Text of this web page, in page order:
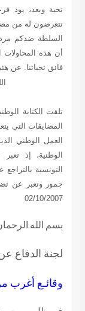
تحية وبعد، يود
تتعرضون له من
السلطة ضدكم
أن هذه
فائق تحياتنا. عن
تلقت الكتابة
المضايقات التي
العمل الوطني
الوطنية، إذ
التونسية
جمور وتعبر عن
02/10/2007
بسم الله
لجنة الدفاع
وقائـع أغرب